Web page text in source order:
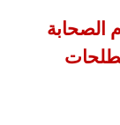
الصحابة